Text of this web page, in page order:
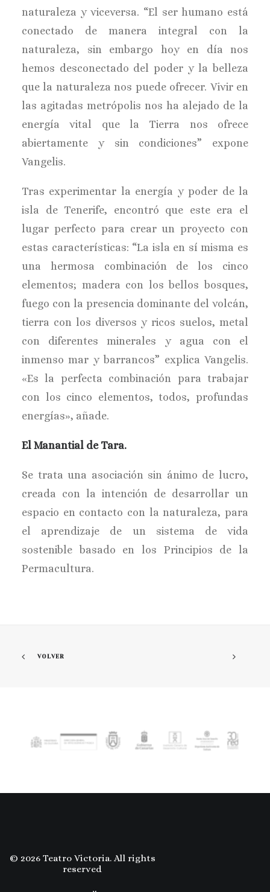
naturaleza y viceversa. “El ser humano está
conectado de manera integral con la
naturaleza, sin embargo hoy en día nos
hemos desconectado del poder y la belleza
que la naturaleza nos puede ofrecer. Vivir en
las agitadas metrópolis nos ha alejado de la
energía vital que la Tierra nos ofrece
abiertamente y sin condiciones” expone
Vangelis.
Tras experimentar la energía y poder de la
isla de Tenerife, encontró que este era el
lugar perfecto para crear un proyecto con
estas características: “La isla en sí misma es
una hermosa combinación de los cinco
elementos; madera con los bellos bosques,
fuego con la presencia dominante del volcán,
tierra con los diversos y ricos suelos, metal
con diferentes minerales y agua con el
inmenso mar y barrancos” explica Vangelis.
«Es la perfecta combinación para trabajar
con los cinco elementos, todos, profundas
energías», añade.
El Manantial de Tara.
Se trata una asociación sin ánimo de lucro,
creada con la intención de desarrollar un
espacio en contacto con la naturaleza, para
el aprendizaje de un sistema de vida
sostenible basado en los Principios de la
Permacultura.
VOLVER
© 2026 Teatro Victoria. All rights
reserved